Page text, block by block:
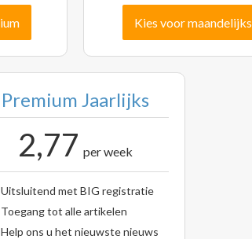
Kies voor maandelijks
Premium Jaarlijks
2,77 per week
Uitsluitend met BIG registratie
Toegang tot alle artikelen
Help ons u het nieuwste nieuws